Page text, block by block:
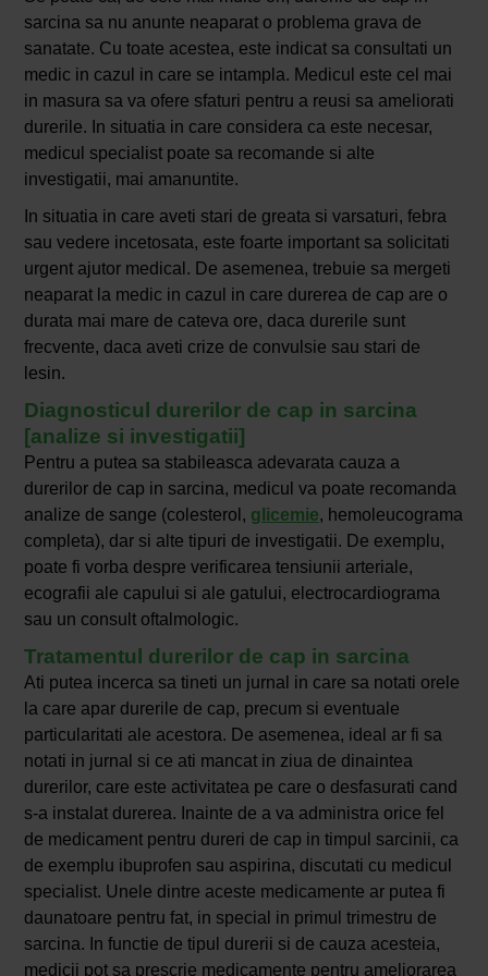
sarcina sa nu anunte neaparat o problema grava de
sanatate. Cu toate acestea, este indicat sa consultati un
medic in cazul in care se intampla. Medicul este cel mai
in masura sa va ofere sfaturi pentru a reusi sa ameliorati
durerile. In situatia in care considera ca este necesar,
medicul specialist poate sa recomande si alte
investigatii, mai amanuntite.
In situatia in care aveti stari de greata si varsaturi, febra
sau vedere incetosata, este foarte important sa solicitati
urgent ajutor medical. De asemenea, trebuie sa mergeti
neaparat la medic in cazul in care durerea de cap are o
durata mai mare de cateva ore, daca durerile sunt
frecvente, daca aveti crize de convulsie sau stari de
lesin.
Diagnosticul durerilor de cap in sarcina
[analize si investigatii]
Pentru a putea sa stabileasca adevarata cauza a
durerilor de cap in sarcina, medicul va poate recomanda
analize de sange (colesterol, glicemie, hemoleucograma
completa), dar si alte tipuri de investigatii. De exemplu,
poate fi vorba despre verificarea tensiunii arteriale,
ecografii ale capului si ale gatului, electrocardiograma
sau un consult oftalmologic.
Tratamentul durerilor de cap in sarcina
Ati putea incerca sa tineti un jurnal in care sa notati orele
la care apar durerile de cap, precum si eventuale
particularitati ale acestora. De asemenea, ideal ar fi sa
notati in jurnal si ce ati mancat in ziua de dinaintea
durerilor, care este activitatea pe care o desfasurati cand
s-a instalat durerea. Inainte de a va administra orice fel
de medicament pentru dureri de cap in timpul sarcinii, ca
de exemplu ibuprofen sau aspirina, discutati cu medicul
specialist. Unele dintre aceste medicamente ar putea fi
daunatoare pentru fat, in special in primul trimestru de
sarcina. In functie de tipul durerii si de cauza acesteia,
medicii pot sa prescrie medicamente pentru ameliorarea